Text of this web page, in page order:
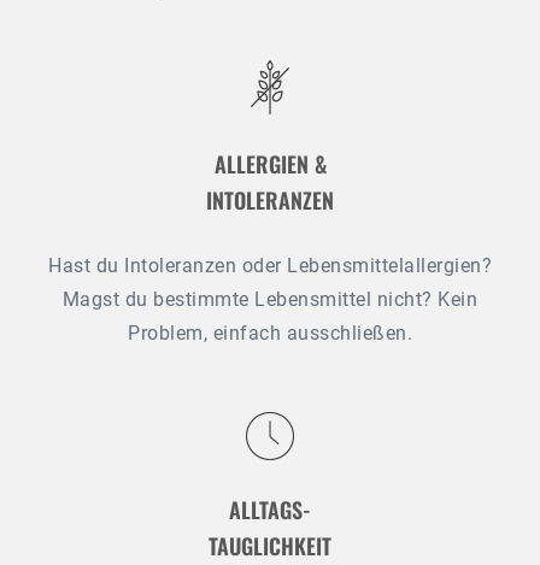
ALLERGIEN &
INTOLERANZEN
Hast du Intoleranzen oder Lebensmittelallergien?
Magst du bestimmte Lebensmittel nicht? Kein
Problem, einfach ausschließen.
ALLTAGS-
TAUGLICHKEIT